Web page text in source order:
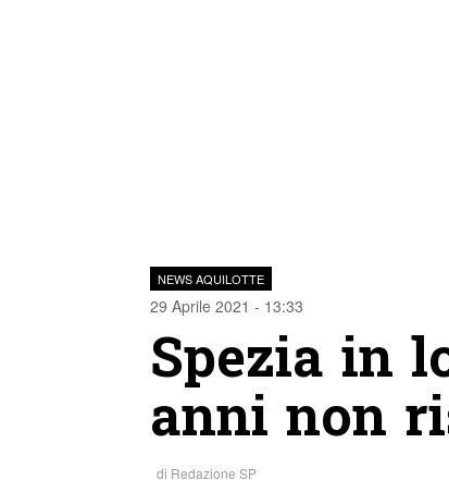
NEWS AQUILOTTE
29 Aprile 2021 - 13:33
Spezia in
anni non
di Redazione SP